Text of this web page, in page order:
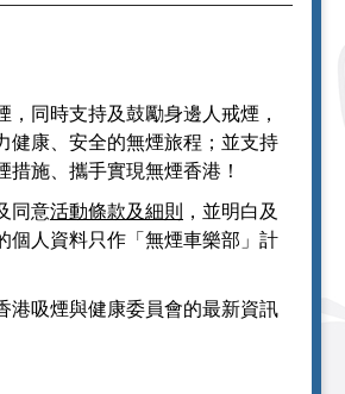
，同時支持及鼓勵身邊人戒煙，
健康、安全的無煙旅程；並支持
措施、攜手實現無煙香港！
同意活動條款及細則 ，並明白及
個人資料只作「無煙車樂部」計
港吸煙與健康委員會的最新資訊